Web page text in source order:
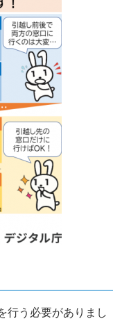
行う必要がありまし